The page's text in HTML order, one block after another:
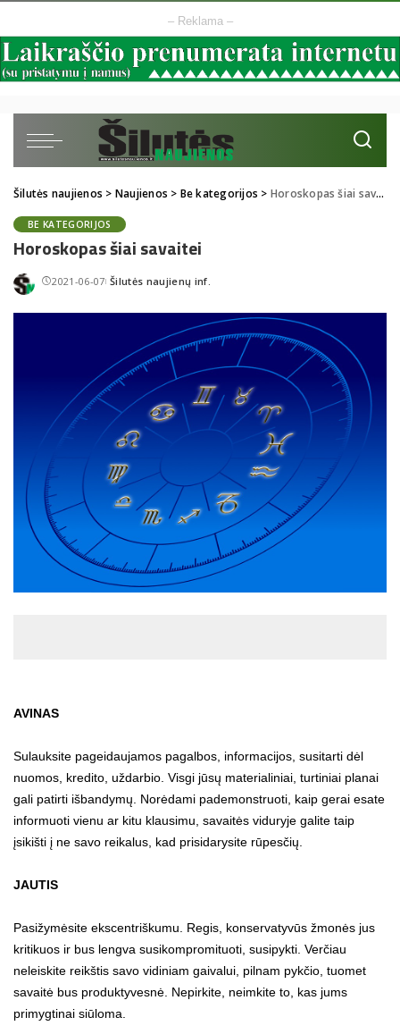
– Reklama –
Šilutės naujienos > Naujienos > Be kategorijos > Horoskopas šiai savaitei
BE KATEGORIJOS
Horoskopas šiai savaitei
2021-06-07Posted
Šilutės naujienų inf.
AVINAS
Sulauksite pageidaujamos pagalbos, informacijos, susitarti dėl
nuomos, kredito, uždarbio. Visgi jūsų materialiniai, turtiniai planai
gali patirti išbandymų. Norėdami pademonstruoti, kaip gerai esate
informuoti vienu ar kitu klausimu, savaitės viduryje galite taip
įsikišti į ne savo reikalus, kad prisidarysite rūpesčių.
JAUTIS
Pasižymėsite ekscentriškumu. Regis, konservatyvūs žmonės jus
kritikuos ir bus lengva susikompromituoti, susipykti. Verčiau
neleiskite reikštis savo vidiniam gaivalui, pilnam pykčio, tuomet
savaitė bus produktyvesnė. Nepirkite, neimkite to, kas jums
primygtinai siūloma.